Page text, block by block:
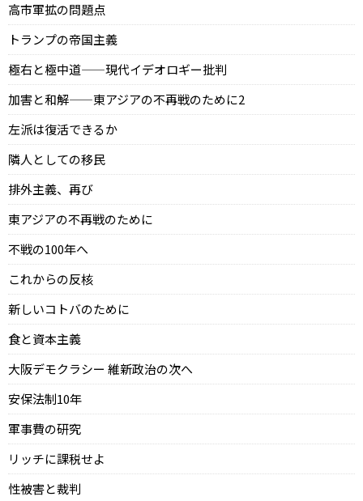
高市軍拡の問題点
トランプの帝国主義
極右と極中道——現代イデオロギー批判
加害と和解——東アジアの不再戦のために2
左派は復活できるか
隣人としての移民
排外主義、再び
東アジアの不再戦のために
不戦の100年へ
これからの反核
新しいコトバのために
食と資本主義
大阪デモクラシー 維新政治の次へ
安保法制10年
軍事費の研究
リッチに課税せよ
性被害と裁判